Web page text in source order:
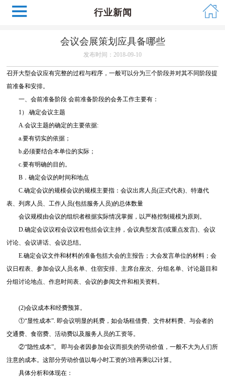
行业新闻
会议会展策划应具备哪些
发布时间：2018-09-10
召开大型会议应有完整的过程与程序，一般可以分为三个阶段并对其不同阶段提
前准备和安排。
一、会前准备阶段 会前准备阶段的会务工作主要有：
1）.确定会议主题
A.会议主题的确定的主要依据:
a.要有切实的依据；
b.必须要结合本单位的实际；
c.要有明确的目的。
B．确定会议的时间和地点
C.确定会议的规模会议的规模主要指：会议出席人员(正式代表)、特邀代
表、列席人员、工作人员(包括服务人员)的总体数量
会议规模由会议的组织者根据实际情况掌握，以严格控制规模为原则。
D.确定会议议程会议议程包括会议主持，会议典型发言(或重点发言)、会议
讨论、会议讲话、会议总结。
E.确定会议文件和材料的准备包括大会的主报告；大会发言单位的材料；会
议日程表、参加会议人员名单、住宿安排、主席台座次、分组名单、讨论题目和
分组讨论地点、作息时间表、会议的参阅文件和相关资料。
(2)会议成本和经费预算。
①“显性成本”. 即会议明显的耗费，如会场租借费、文件材料费、与会者的
交通费、食宿费、活动费以及服务人员的工资等。
②“隐性成本”。 即与会者因参加会议而损失的劳动价值，一般不大为人们所
注意的成本。这部分劳动价值以每小时工资的3倍再乘以2计算。
具体分析和体现在：